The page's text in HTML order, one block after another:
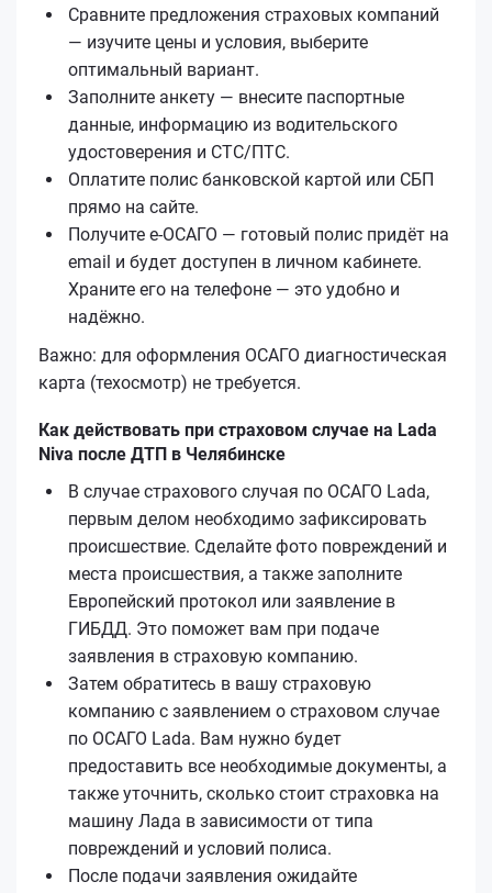
Сравните предложения страховых компаний
— изучите цены и условия, выберите
оптимальный вариант.
Заполните анкету — внесите паспортные
данные, информацию из водительского
удостоверения и СТС/ПТС.
Оплатите полис банковской картой или СБП
прямо на сайте.
Получите е‑ОСАГО — готовый полис придёт на
email и будет доступен в личном кабинете.
Храните его на телефоне — это удобно и
надёжно.
Важно: для оформления ОСАГО диагностическая
карта (техосмотр) не требуется.
Как действовать при страховом случае на Lada
Niva после ДТП в Челябинске
В случае страхового случая по ОСАГО Lada,
первым делом необходимо зафиксировать
происшествие. Сделайте фото повреждений и
места происшествия, а также заполните
Европейский протокол или заявление в
ГИБДД. Это поможет вам при подаче
заявления в страховую компанию.
Затем обратитесь в вашу страховую
компанию с заявлением о страховом случае
по ОСАГО Lada. Вам нужно будет
предоставить все необходимые документы, а
также уточнить, сколько стоит страховка на
машину Лада в зависимости от типа
повреждений и условий полиса.
После подачи заявления ожидайте